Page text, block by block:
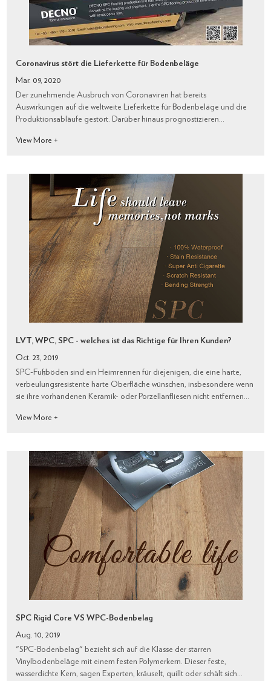
Coronavirus stört die Lieferkette für Bodenbeläge
Mar. 09, 2020
Der zunehmende Ausbruch von Coronaviren hat bereits
Auswirkungen auf die weltweite Lieferkette für Bodenbeläge und die
Produktionsabläufe gestört. Darüber hinaus prognostizieren
verschlimmern, bevor das Gefühl der No...
View More +
LVT, WPC, SPC - welches ist das Richtige für Ihren Kunden?
Oct. 23, 2019
SPC-Fußböden sind ein Heimrennen für diejenigen, die eine harte,
verbeulungsresistente harte Oberfläche wünschen, insbesondere wenn
sie ihre vorhandenen Keramik- oder Porzellanfliesen nicht entfernen
Anwendung, de...
View More +
SPC Rigid Core VS WPC-Bodenbelag
Aug. 10, 2019
"SPC-Bodenbelag" bezieht sich auf die Klasse der starren
Vinylbodenbeläge mit einem festen Polymerkern. Dieser feste,
wasserdichte Kern, sagen Experten, kräuselt, quillt oder schält sich